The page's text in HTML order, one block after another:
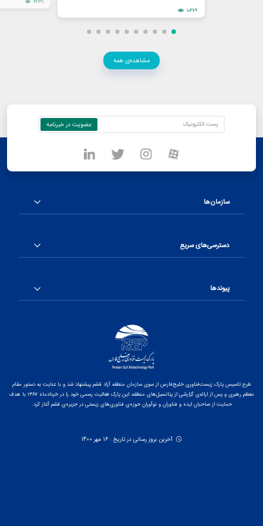
10369
42691
مشاهده‌ی همه
سازمان‌ها
دسترسی‌های سریع
پیوندها
طرح تاسیس پارک زیست‌فناوری خلیج‌فارس از سوی سازمان منطقه آزاد قشم پیشنهاد شد و با عنایت به دستور مقام
معظم رهبری و پس از ارائه‌ی گزارشی از پتانسیل‌های منطقه، این پارک فعالیت رسمی خود را در خردادماه ۱۳۸۷ با هدف
حمایت از صاحبان ایده و فناوران و نوآوران حوزه‌ی فناوری‌های زیستی در جزیره‌ی قشم آغاز کرد.
آخرین بروز رسانی در تاریخ : 16 مهر 1400